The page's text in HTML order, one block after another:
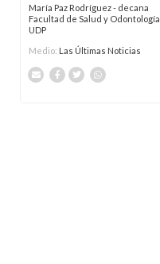
María Paz Rodríguez - decana
Facultad de Salud y Odontología
UDP
Medio: Las Últimas Noticias